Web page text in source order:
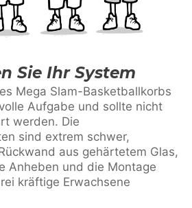
Sie Ihr System
Mega Slam-Basketballkorbs
Aufgabe und sollte nicht
werden. Die
sind extrem schwer,
aus gehärtetem Glas,
Anheben und die Montage
kräftige Erwachsene